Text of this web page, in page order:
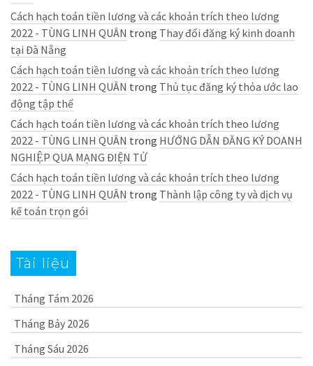
Cách hạch toán tiền lương và các khoản trích theo lương
2022 - TÙNG LINH QUÂN trong Thay đổi đăng ký kinh doanh
tại Đà Nẵng
Cách hạch toán tiền lương và các khoản trích theo lương
2022 - TÙNG LINH QUÂN trong Thủ tục đăng ký thỏa ước lao
động tập thể
Cách hạch toán tiền lương và các khoản trích theo lương
2022 - TÙNG LINH QUÂN trong HƯỚNG DẪN ĐĂNG KÝ DOANH
NGHIỆP QUA MẠNG ĐIỆN TỬ
Cách hạch toán tiền lương và các khoản trích theo lương
2022 - TÙNG LINH QUÂN trong Thành lập công ty và dịch vụ
kế toán trọn gói
Tài liệu
Tháng Tám 2026
Tháng Bảy 2026
Tháng Sáu 2026